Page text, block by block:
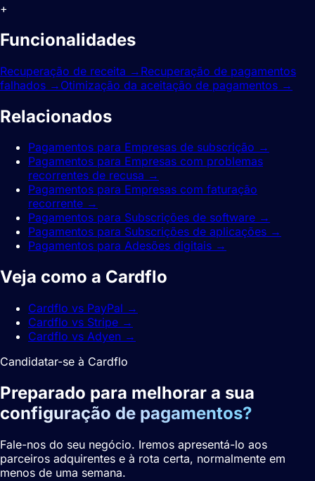
+
Funcionalidades
Recuperação de receita → Recuperação de pagamentos
falhados → Otimização da aceitação de pagamentos →
Relacionados
Pagamentos para Empresas de subscrição →
Pagamentos para Empresas com problemas
recorrentes de recusa →
Pagamentos para Empresas com faturação
recorrente →
Pagamentos para Subscrições de software →
Pagamentos para Subscrições de aplicações →
Pagamentos para Adesões digitais →
Veja como a Cardflo
Cardflo vs PayPal →
Cardflo vs Stripe →
Cardflo vs Adyen →
Candidatar-se à Cardflo
Preparado para melhorar a sua
configuração de pagamentos?
Fale-nos do seu negócio. Iremos apresentá-lo aos
parceiros adquirentes e à rota certa, normalmente em
menos de uma semana.